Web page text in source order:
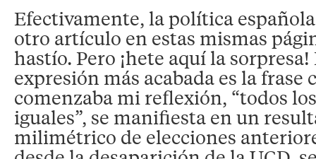
Efectivamente, la política
otro artículo en estas mismas
hastío. Pero ¡hete aquí la
expresión más acabada es la frase
comenzaba mi reflexión, “todos
iguales”, se manifiesta en un
milimétrico de elecciones